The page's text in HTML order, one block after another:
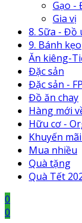
Gạo -
Gia vị
8. Sữa - Đồ
9. Bánh kẹo
Ăn kiêng-
Đặc sản
Đặc sản - FP
Đồ ăn chay
Hàng mới
Hữu cơ -
Khuyến
Mua nhiều
Quà tặng
Quà Tết
0
0